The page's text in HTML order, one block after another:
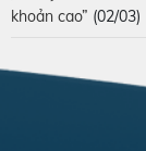
khoản cao” (02/03)